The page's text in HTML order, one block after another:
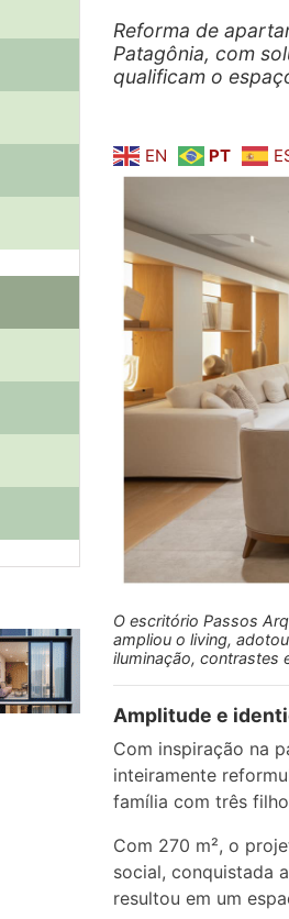
Reforma de
Patagônia, com
qualificam o
EN PT
O escritório Passos
ampliou o living,
iluminação, contrastes
Amplitude e
Com inspiração na
inteiramente
família com três
Com 270 m², o
social, conquistada
resultou em um